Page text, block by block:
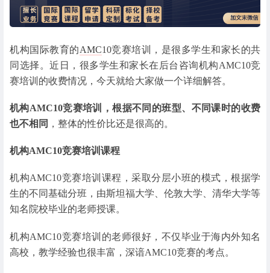
机构国际教育的AMC10竞赛培训，是很多学生和家长的共
同选择。近日，很多学生和家长在后台咨询机构AMC10竞
赛培训的收费情况，今天就给大家做一个详细解答。
机构AMC10竞赛培训，根据不同的班型、不同课时的收费
也不相同 ，整体的性价比还是很高的。
机构AMC10竞赛培训课程
机构AMC10竞赛培训课程，采取分层小班的模式，根据学
生的不同基础分班，由斯坦福大学、伦敦大学、清华大学等
知名院校毕业的老师授课。
机构AMC10竞赛培训的老师很好，不仅毕业于海内外知名
高校，教学经验也很丰富，深谙AMC10竞赛的考点。